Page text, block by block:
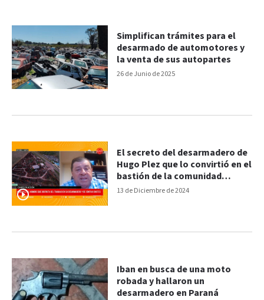
26 de Junio de 2025
Simplifican trámites para el
desarmado de automotores y
la venta de sus autopartes
13 de Diciembre de 2024
El secreto del desarmadero de
Hugo Plez que lo convirtió en el
bastión de la comunidad
agrícola
Iban en busca de una moto
robada y hallaron un
desarmadero en Paraná